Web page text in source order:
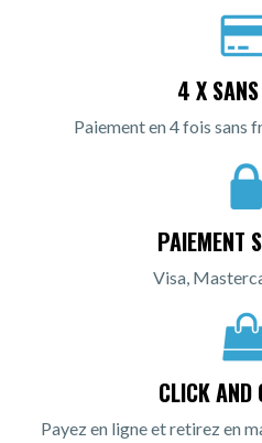
4 X
Paiement en 4 fois sans
PAIEMENT
Visa,
CLICK AND
Payez en ligne et retirez en